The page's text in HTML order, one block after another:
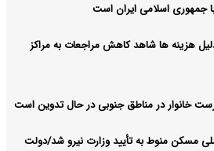
جمهوری اسلامی ایران است
دارو/ به دلیل هزینه ها شاهد کاهش مراجعات به مراکز
خانوار در مناطق جنوبی در حال تدوین است
مسکن منوط به تأیید وزارت نیرو شد/دولت